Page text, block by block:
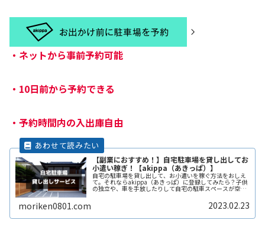
・ ネットから事前予約可能
・ 10日前から予約できる
・ 予約時間内の入出庫自由
【副業におすすめ！】自宅駐車場を貸し出してお
小遣い稼ぎ！【akippa（あきっぱ）】
自宅の駐車場を貸し出して、お小遣いを稼ぐ方法をおしえ
て。それならakippa（あきっぱ）に登録してみたら？子供
の独立や、車を手放したりして自宅の駐車スペースが空い
moriken0801.com 2023.02.23